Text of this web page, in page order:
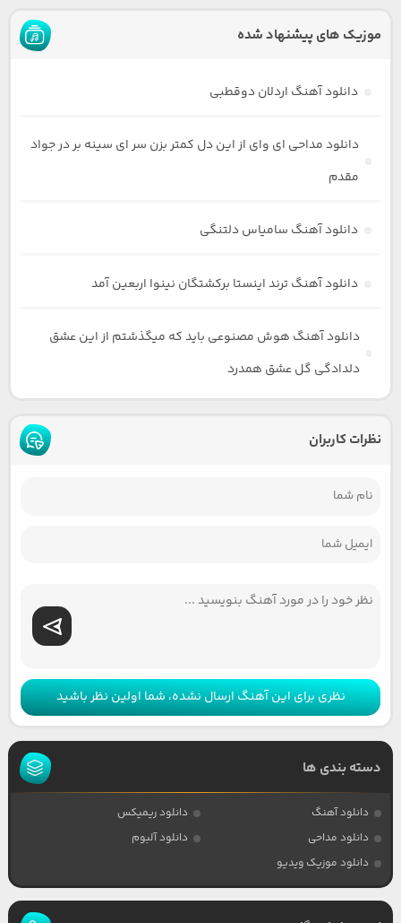
موزیک های پیشنهاد شده
دانلود آهنگ اردلان دوقطبی
دانلود مداحی ای وای از این دل کمتر بزن سر ای سینه بر در جواد
مقدم
دانلود آهنگ سامیاس دلتنگی
دانلود آهنگ ترند اینستا برکشتگان نینوا اربعین آمد
دانلود آهنگ هوش مصنوعی باید که میگذشتم از این عشق
دلدادگی گل عشق همدرد
نظرات کاربران
نظری برای این آهنگ ارسال نشده، شما اولین نظر باشید
دسته بندی ها
دانلود آهنگ
دانلود ریمیکس
دانلود مداحی
دانلود آلبوم
دانلود موزیک ویدیو